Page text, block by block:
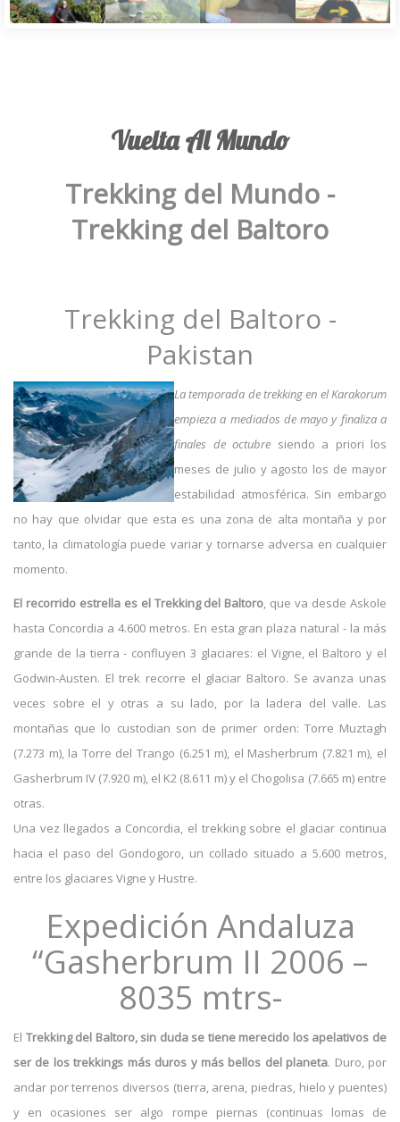
Vuelta Al Mundo
Trekking del Mundo -
Trekking del Baltoro
Trekking del Baltoro -
Pakistan
La temporada de trekking en el Karakorum
empieza a mediados de mayo y finaliza a
finales de octubre siendo a priori los
meses de julio y agosto los de mayor
estabilidad atmosférica. Sin embargo
no hay que olvidar que esta es una zona de alta montaña y por
tanto, la climatología puede variar y tornarse adversa en cualquier
momento.
El recorrido estrella es el Trekking del Baltoro, que va desde Askole
hasta Concordia a 4.600 metros. En esta gran plaza natural - la más
grande de la tierra - confluyen 3 glaciares: el Vigne, el Baltoro y el
Godwin-Austen. El trek recorre el glaciar Baltoro. Se avanza unas
veces sobre el y otras a su lado, por la ladera del valle. Las
montañas que lo custodian son de primer orden: Torre Muztagh
(7.273 m), la Torre del Trango (6.251 m), el Masherbrum (7.821 m), el
Gasherbrum IV (7.920 m), el K2 (8.611 m) y el Chogolisa (7.665 m) entre
otras.
Una vez llegados a Concordia, el trekking sobre el glaciar continua
hacia el paso del Gondogoro, un collado situado a 5.600 metros,
entre los glaciares Vigne y Hustre.
Expedición Andaluza
“Gasherbrum II 2006 –
8035 mtrs-
El Trekking del Baltoro, sin duda se tiene merecido los apelativos de
ser de los trekkings más duros y más bellos del planeta. Duro, por
andar por terrenos diversos (tierra, arena, piedras, hielo y puentes)
y en ocasiones ser algo rompe piernas (continuas lomas de